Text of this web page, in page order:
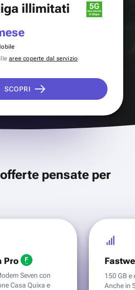
illimitati
aree coperte dal servizio.
SCOPRI
pensate per
Pro
Seven con
Casa Quixa e
150 GB e
Anche in